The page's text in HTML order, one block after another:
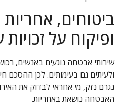
ביטוחים, אחריות
ופיקוח על זכויות
שירותי אבטחה נוגעים באנשים,
ולעיתים גם בעימותים. לכן ההסכם
נגרם נזק, מי אחראי לבדוק את
האבטחה נושאת באחריות.